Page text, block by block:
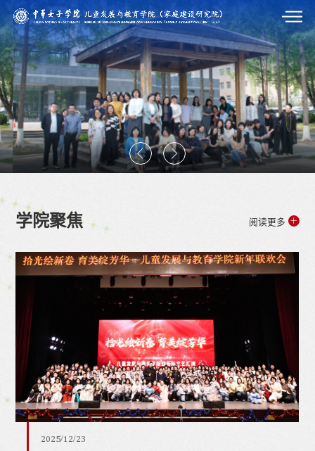
学院聚焦 阅读更多
2025/11/04
2025/12/23
2025/11/13
2025/11/10
2025/11/04